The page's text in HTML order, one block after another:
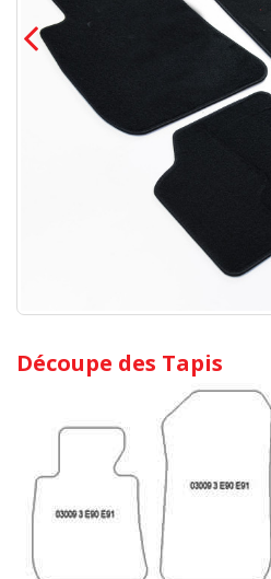
Découpe des Tapis